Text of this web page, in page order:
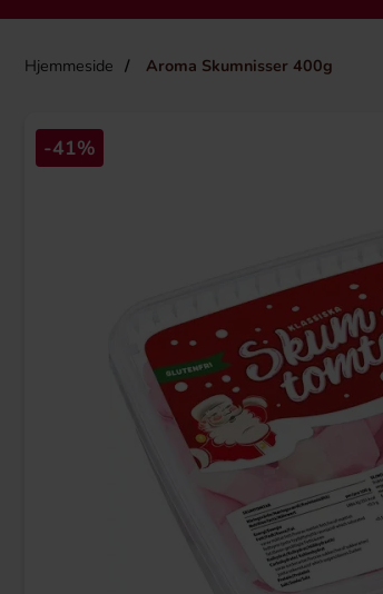
Hjemmeside Aroma Skumnisser 400g
Sunshine Delight Sweet Strawberry
-41%